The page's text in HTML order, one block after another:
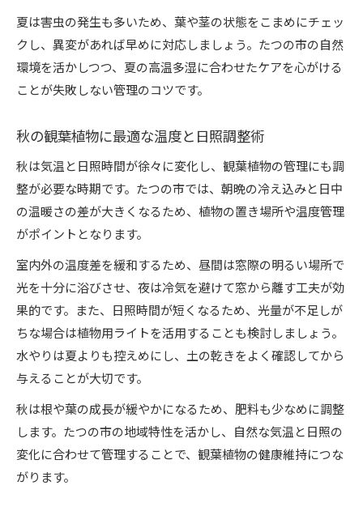
夏は害虫の発生も多いため、葉や茎の状態をこまめにチェッ
クし、異変があれば早めに対応しましょう。たつの市の自然
環境を活かしつつ、夏の高温多湿に合わせたケアを心がける
ことが失敗しない管理のコツです。
秋の観葉植物に最適な温度と日照調整術
秋は気温と日照時間が徐々に変化し、観葉植物の管理にも調
整が必要な時期です。たつの市では、朝晩の冷え込みと日中
の温暖さの差が大きくなるため、植物の置き場所や温度管理
がポイントとなります。
室内外の温度差を緩和するため、昼間は窓際の明るい場所で
光を十分に浴びさせ、夜は冷気を避けて窓から離す工夫が効
果的です。また、日照時間が短くなるため、光量が不足しが
ちな場合は植物用ライトを活用することも検討しましょう。
水やりは夏よりも控えめにし、土の乾きをよく確認してから
与えることが大切です。
秋は根や葉の成長が緩やかになるため、肥料も少なめに調整
します。たつの市の地域特性を活かし、自然な気温と日照の
変化に合わせて管理することで、観葉植物の健康維持につな
がります。